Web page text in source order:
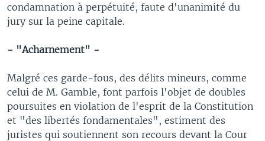
condamnation à perpétuité, faute d'unanimité du
jury sur la peine capitale.
- "Acharnement" -
Malgré ces garde-fous, des délits mineurs, comme
celui de M. Gamble, font parfois l'objet de doubles
poursuites en violation de l'esprit de la Constitution
et "des libertés fondamentales", estiment des
juristes qui soutiennent son recours devant la Cour